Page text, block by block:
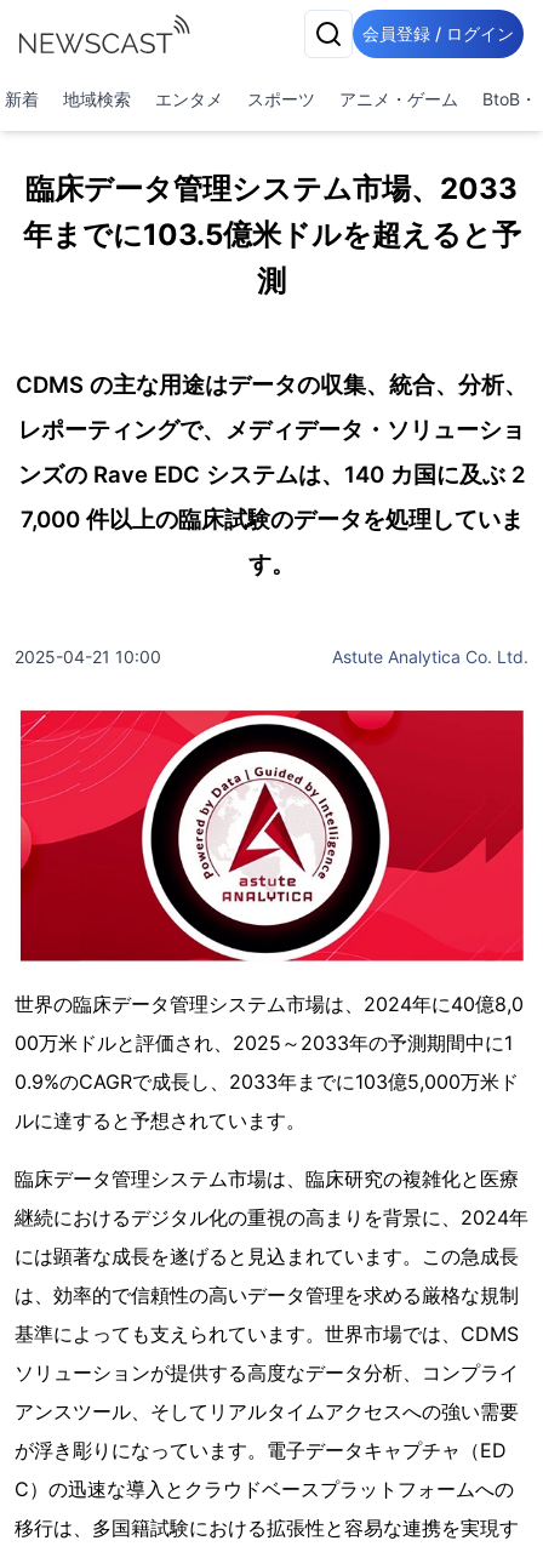
会員登録 / ログイン
新着 地域検索 エンタメ スポーツ アニメ・ゲーム BtoB・
臨床データ管理システム市場、2033
年までに103.5億米ドルを超えると予
測
CDMS の主な用途はデータの収集、統合、分析、
レポーティングで、メディデータ・ソリューショ
ンズの Rave EDC システムは、140 カ国に及ぶ 2
7,000 件以上の臨床試験のデータを処理していま
す。
2025-04-21 10:00 Astute Analytica Co. Ltd.
世界の臨床データ管理システム市場は、2024年に40億8,0
00万米ドルと評価され、2025～2033年の予測期間中に1
0.9%のCAGRで成長し、2033年までに103億5,000万米ド
ルに達すると予想されています。
臨床データ管理システム市場は、臨床研究の複雑化と医療
継続におけるデジタル化の重視の高まりを背景に、2024年
には顕著な成長を遂げると見込まれています。この急成長
は、効率的で信頼性の高いデータ管理を求める厳格な規制
基準によっても支えられています。世界市場では、CDMS
ソリューションが提供する高度なデータ分析、コンプライ
アンスツール、そしてリアルタイムアクセスへの強い需要
が浮き彫りになっています。電子データキャプチャ（ED
C）の迅速な導入とクラウドベースプラットフォームへの
移行は、多国籍試験における拡張性と容易な連携を実現す